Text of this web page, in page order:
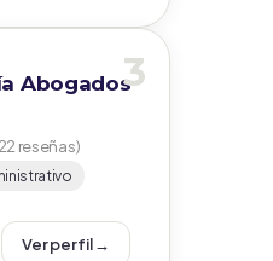
3
Abogados
reseñas)
Ver perfil →